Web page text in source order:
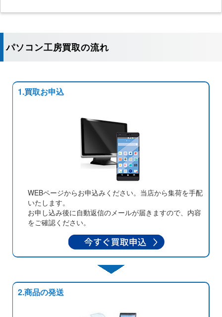
パソコン工房買取の流れ
1.買取お申込
WEBページからお申込みください。当店から集荷を手配
いたします。
お申し込み後に自動返信のメールが届きますので、内容
をご確認ください。
2.商品の発送